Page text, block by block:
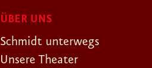
ÜBER UNS
Schmidt unterwegs
Unsere Theater